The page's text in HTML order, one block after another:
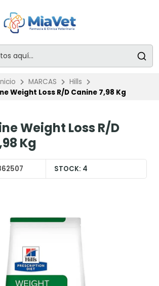
MARCAS
Hills
Weight Loss R/D Canine 7,98 Kg
Weight Loss R/D
Kg
STOCK: 4